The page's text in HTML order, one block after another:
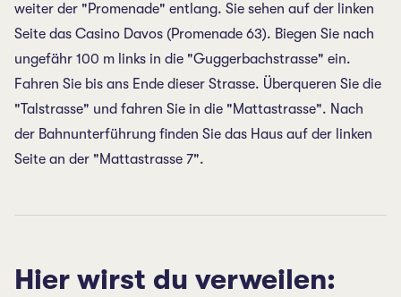
weiter der "Promenade" entlang. Sie sehen auf der linken
Seite das Casino Davos (Promenade 63). Biegen Sie nach
ungefähr 100 m links in die "Guggerbachstrasse" ein.
Fahren Sie bis ans Ende dieser Strasse. Überqueren Sie die
"Talstrasse" und fahren Sie in die "Mattastrasse". Nach
der Bahnunterführung finden Sie das Haus auf der linken
Seite an der "Mattastrasse 7".
Hier wirst du verweilen: